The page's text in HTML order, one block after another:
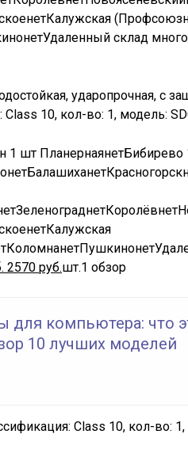
нетКалужская
нетУдаленный склад много
ударопрочная, с
10, кол-во: 1, модель:
1 шт ПланернаянетБибирево
нетБалашиханетКрасногорск
ЗеленограднетКоролёвнет
нетКалужская
КоломнанетПушкинонет
2570 руб.шт.1 обзор
для компьютера: что
10 лучших моделей
Class 10, кол-во: